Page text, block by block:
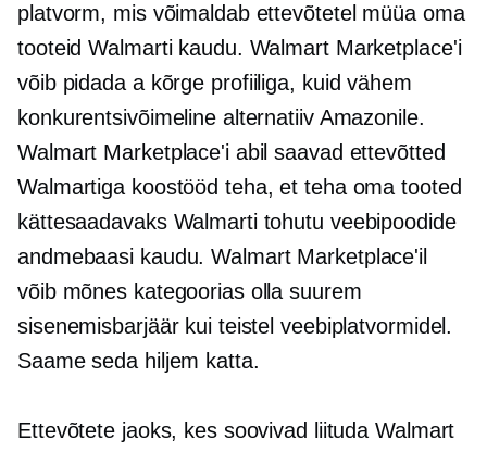
platvorm, mis võimaldab ettevõtetel müüa oma
tooteid Walmarti kaudu. Walmart Marketplace'i
võib pidada a kõrge profiiliga, kuid vähem
konkurentsivõimeline alternatiiv Amazonile.
Walmart Marketplace'i abil saavad ettevõtted
Walmartiga koostööd teha, et teha oma tooted
kättesaadavaks Walmarti tohutu veebipoodide
andmebaasi kaudu. Walmart Marketplace'il
võib mõnes kategoorias olla suurem
sisenemisbarjäär kui teistel veebiplatvormidel.
Saame seda hiljem katta.
Ettevõtete jaoks, kes soovivad liituda Walmart